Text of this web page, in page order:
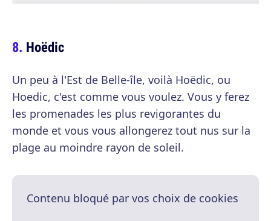
Hoëdic
Un peu à l'Est de Belle-île, voilà Hoëdic, ou
Hoedic, c'est comme vous voulez. Vous y ferez
les promenades les plus revigorantes du
monde et vous vous allongerez tout nus sur la
plage au moindre rayon de soleil.
Contenu bloqué par vos choix de cookies